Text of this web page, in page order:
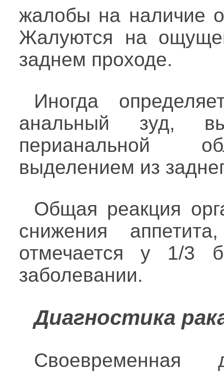
жалобы на наличие
Жалуются на
заднем проходе.
Иногда
анальный зуд,
перианальной
выделением из
Общая реакция
снижения
отмечается у 1/3
заболевании.
Диагностика
Своевременная